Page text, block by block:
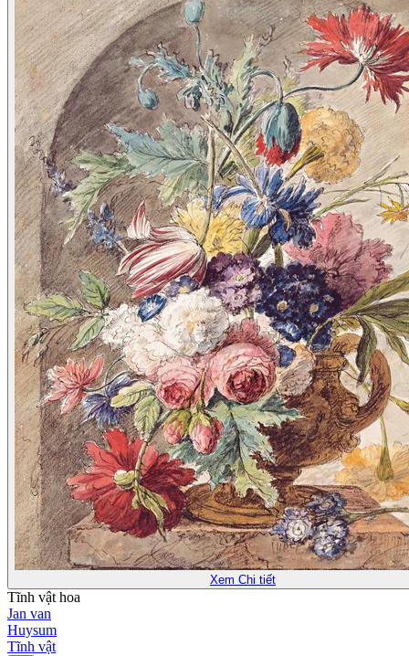
Xem Chi tiết
Tĩnh vật hoa
Jan van
Huysum
Tĩnh vật